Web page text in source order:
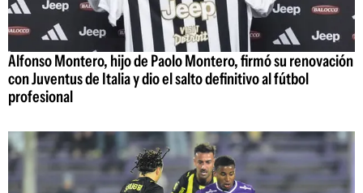
Alfonso Montero, hijo de Paolo Montero, firmó su renovación
con Juventus de Italia y dio el salto definitivo al fútbol
profesional